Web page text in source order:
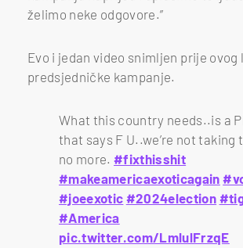
želimo neke odgovore.”
Evo i jedan video snimljen prije ovog
predsjedničke kampanje.
What this country needs..is a
that says F U..we’re not taking
no more.#fixthisshit
#makeamericaexoticagain
#joeexotic #2024election
#America
pic.twitter.com/LmlulFrzqE